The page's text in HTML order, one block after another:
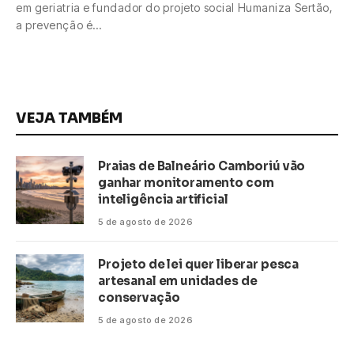
em geriatria e fundador do projeto social Humaniza Sertão,
a prevenção é…
VEJA TAMBÉM
Praias de Balneário Camboriú vão
ganhar monitoramento com
inteligência artificial
5 de agosto de 2026
Projeto de lei quer liberar pesca
artesanal em unidades de
conservação
5 de agosto de 2026